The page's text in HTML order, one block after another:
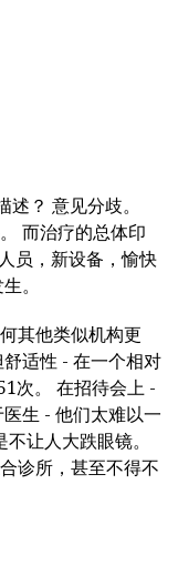
？ 意见分歧。
而治疗的总体印
员，新设备，愉快
。
其他类似机构更
适性 - 在一个相对
次。 在招待会上 -
生 - 他们太难以一
让人大跌眼镜。
诊所，甚至不得不